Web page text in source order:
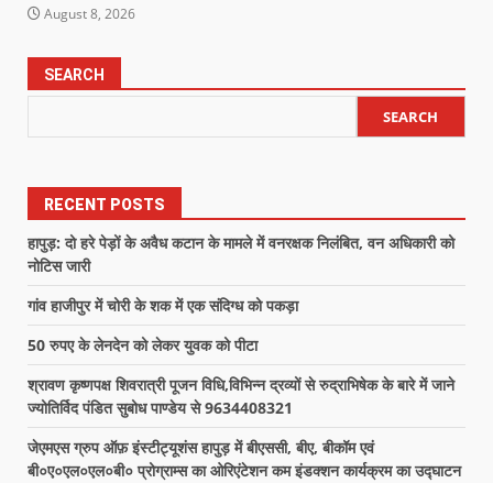
August 8, 2026
SEARCH
SEARCH
RECENT POSTS
हापुड़: दो हरे पेड़ों के अवैध कटान के मामले में वनरक्षक निलंबित, वन अधिकारी को
नोटिस जारी
गांव हाजीपुर में चोरी के शक में एक संदिग्ध को पकड़ा
50 रुपए के लेनदेन को लेकर युवक को पीटा
श्रावण कृष्णपक्ष शिवरात्री पूजन विधि,विभिन्न द्रव्यों से रुद्राभिषेक के बारे में जाने
ज्योतिर्विद पंडित सुबोध पाण्डेय से 9634408321
जेएमएस ग्रुप ऑफ़ इंस्टीट्यूशंस हापुड़ में बीएससी, बीए, बीकॉम एवं
बी०ए०एल०एल०बी० प्रोग्राम्स का ओरिएंटेशन कम इंडक्शन कार्यक्रम का उद्घाटन